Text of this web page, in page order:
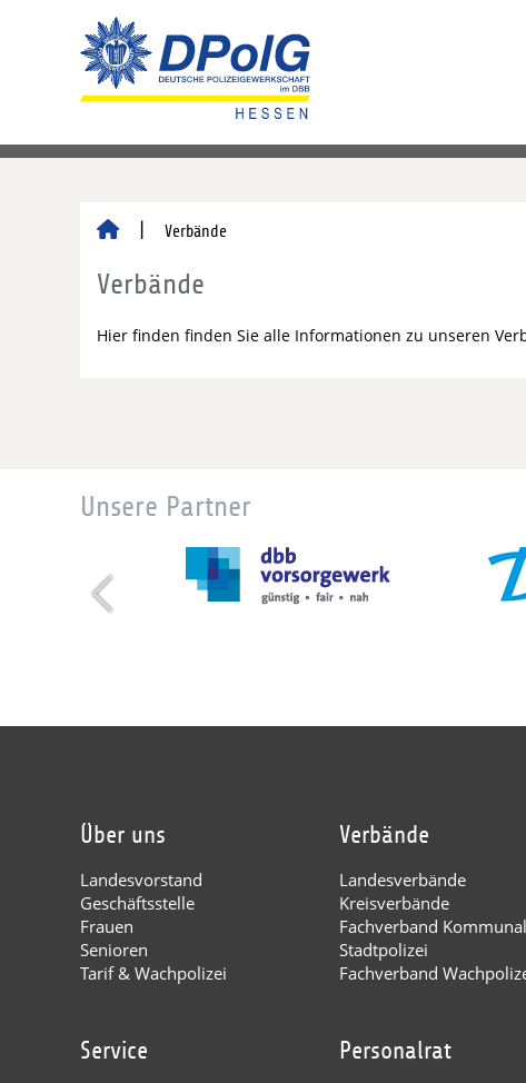
Verbände
Verbände
Hier finden finden Sie alle Informationen zu unseren
Unsere Partner
Über uns
Landesvorstand
Geschäftsstelle
Frauen
Senioren
Tarif & Wachpolizei
Verbände
Landesverbände
Kreisverbände
Fachverband
Stadtpolizei
Fachverband
Service Personalrat